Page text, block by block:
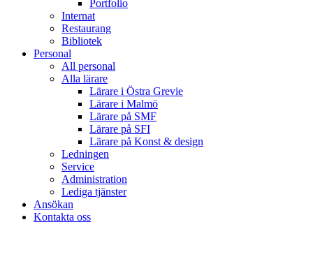
Portfolio
Internat
Restaurang
Bibliotek
Personal
All personal
Alla lärare
Lärare i Östra Grevie
Lärare i Malmö
Lärare på SMF
Lärare på SFI
Lärare på Konst & design
Ledningen
Service
Administration
Lediga tjänster
Ansökan
Kontakta oss